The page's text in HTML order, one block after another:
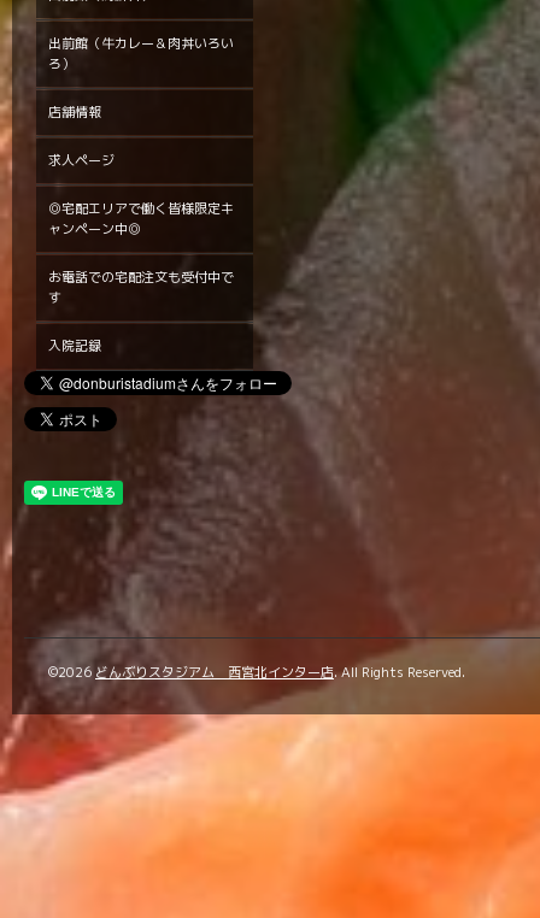
出前館（牛カレー＆肉丼いろい
ろ）
店舗情報
求人ページ
◎宅配エリアで働く皆様限定キ
ャンペーン中◎
お電話での宅配注文も受付中で
す
入院記録
©2026 どんぶりスタジアム 西宮北インター店. All Rights Reserved.